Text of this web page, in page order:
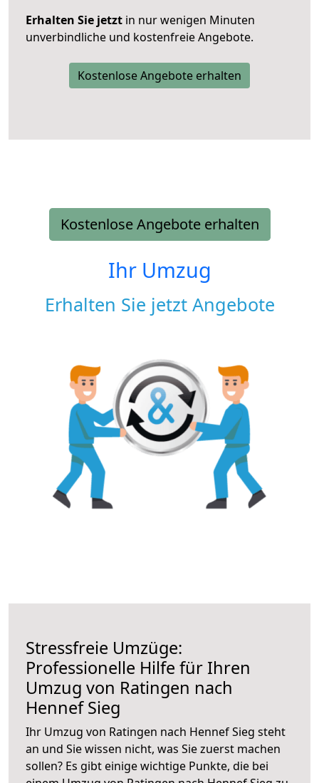
Erhalten Sie jetzt in nur wenigen Minuten
unverbindliche und kostenfreie Angebote.
Kostenlose Angebote erhalten
Kostenlose Angebote erhalten
Ihr Umzug
Erhalten Sie jetzt Angebote
Stressfreie Umzüge:
Professionelle Hilfe für Ihren
Umzug von Ratingen nach
Hennef Sieg
Ihr Umzug von Ratingen nach Hennef Sieg steht
an und Sie wissen nicht, was Sie zuerst machen
sollen? Es gibt einige wichtige Punkte, die bei